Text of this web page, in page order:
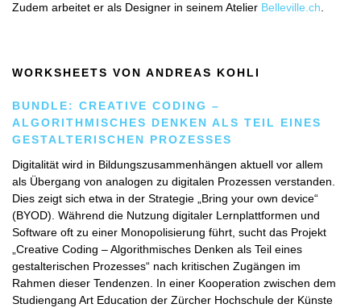
Zudem arbeitet er als Designer in seinem Atelier Belleville.ch.
WORKSHEETS VON ANDREAS KOHLI
BUNDLE: CREATIVE CODING –
ALGORITHMISCHES DENKEN ALS TEIL EINES
GESTALTERISCHEN PROZESSES
Digitalität wird in Bildungszusammenhängen aktuell vor allem
als Übergang von analogen zu digitalen Prozessen verstanden.
Dies zeigt sich etwa in der Strategie „Bring your own device“
(BYOD). Während die Nutzung digitaler Lernplattformen und
Software oft zu einer Monopolisierung führt, sucht das Projekt
„Creative Coding – Algorithmisches Denken als Teil eines
gestalterischen Prozesses“ nach kritischen Zugängen im
Rahmen dieser Tendenzen. In einer Kooperation zwischen dem
Studiengang Art Education der Zürcher Hochschule der Künste